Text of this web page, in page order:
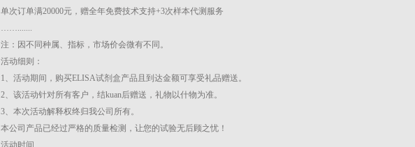
单次订单满20000元，赠全年免费技术支持+3次样本代测服务
…….......
注：因不同种属、指标，市场价会微有不同。
活动细则：
1、活动期间，购买ELISA试剂盒产品且到达金额可享受礼品赠送。
2、该活动针对所有客户，结kuan后赠送，礼物以什物为准。
3、本次活动解释权终归我公司所有。
本公司产品已经过严格的质量检测，让您的试验无后顾之忧！
活动时间